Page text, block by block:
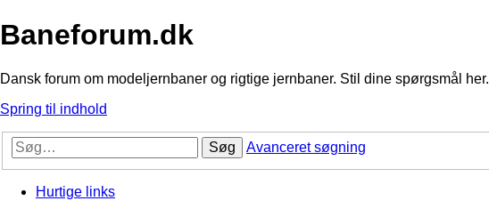
Baneforum.dk
Dansk forum om modeljernbaner og rigtige jernbaner. Stil dine spørgsmål her.
Spring til indhold
Søg Avanceret søgning
Hurtige links